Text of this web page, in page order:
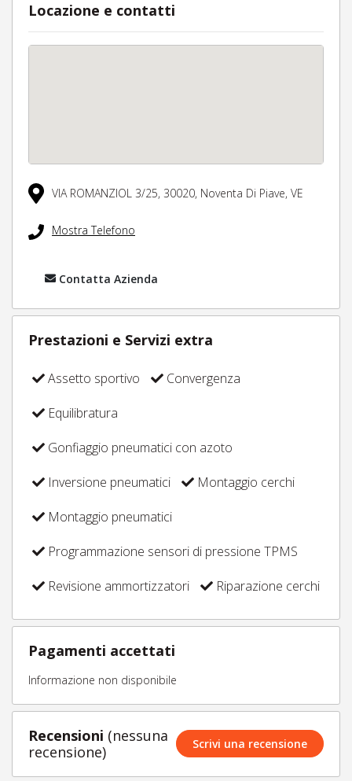
Locazione e contatti
VIA ROMANZIOL 3/25, 30020, Noventa Di Piave, VE
Mostra Telefono
Contatta Azienda
Prestazioni e Servizi extra
Assetto sportivo
Convergenza
Equilibratura
Gonfiaggio pneumatici con azoto
Inversione pneumatici
Montaggio cerchi
Montaggio pneumatici
Programmazione sensori di pressione TPMS
Revisione ammortizzatori
Riparazione cerchi
Pagamenti accettati
Informazione non disponibile
Recensioni (nessuna
recensione)
Scrivi una recensione